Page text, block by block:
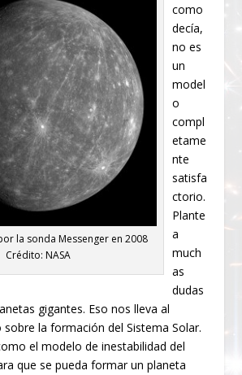
la sonda Messenger en 2008
Crédito: NASA
como
decía,
no es
un
model
o
compl
etame
nte
satisfa
ctorio.
Plante
a
much
as
dudas
gigantes. Eso nos lleva al
la formación del Sistema Solar.
el modelo de inestabilidad del
que se pueda formar un planeta